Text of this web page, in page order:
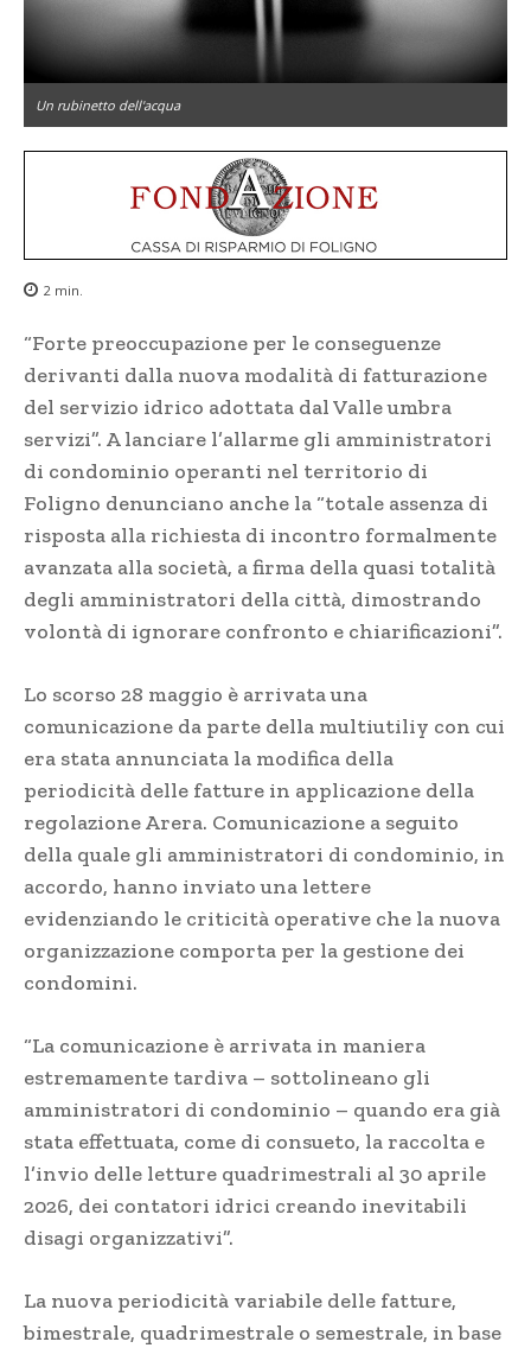
Un rubinetto dell'acqua
2 min.
“Forte preoccupazione per le conseguenze
derivanti dalla nuova modalità di fatturazione
del servizio idrico adottata dal Valle umbra
servizi”. A lanciare l’allarme gli amministratori
di condominio operanti nel territorio di
Foligno denunciano anche la “totale assenza di
risposta alla richiesta di incontro formalmente
avanzata alla società, a firma della quasi totalità
degli amministratori della città, dimostrando
volontà di ignorare confronto e chiarificazioni”.
Lo scorso 28 maggio è arrivata una
comunicazione da parte della multiutiliy con cui
era stata annunciata la modifica della
periodicità delle fatture in applicazione della
regolazione Arera. Comunicazione a seguito
della quale gli amministratori di condominio, in
accordo, hanno inviato una lettere
evidenziando le criticità operative che la nuova
organizzazione comporta per la gestione dei
condomini.
“La comunicazione è arrivata in maniera
estremamente tardiva – sottolineano gli
amministratori di condominio – quando era già
stata effettuata, come di consueto, la raccolta e
l’invio delle letture quadrimestrali al 30 aprile
2026, dei contatori idrici creando inevitabili
disagi organizzativi”.
La nuova periodicità variabile delle fatture,
bimestrale, quadrimestrale o semestrale, in base